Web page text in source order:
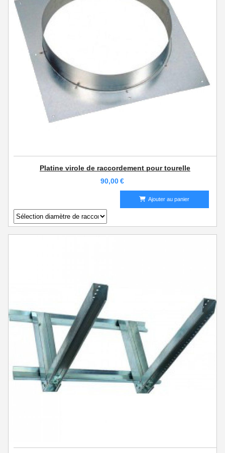
Platine virole de raccordement pour tourelle
90,00€
Ajouter au panier